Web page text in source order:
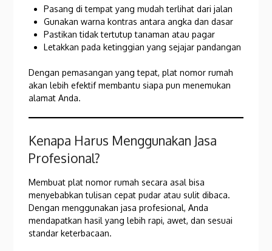
Pasang di tempat yang mudah terlihat dari jalan
Gunakan warna kontras antara angka dan dasar
Pastikan tidak tertutup tanaman atau pagar
Letakkan pada ketinggian yang sejajar pandangan
Dengan pemasangan yang tepat, plat nomor rumah
akan lebih efektif membantu siapa pun menemukan
alamat Anda.
Kenapa Harus Menggunakan Jasa
Profesional?
Membuat plat nomor rumah secara asal bisa
menyebabkan tulisan cepat pudar atau sulit dibaca.
Dengan menggunakan jasa profesional, Anda
mendapatkan hasil yang lebih rapi, awet, dan sesuai
standar keterbacaan.